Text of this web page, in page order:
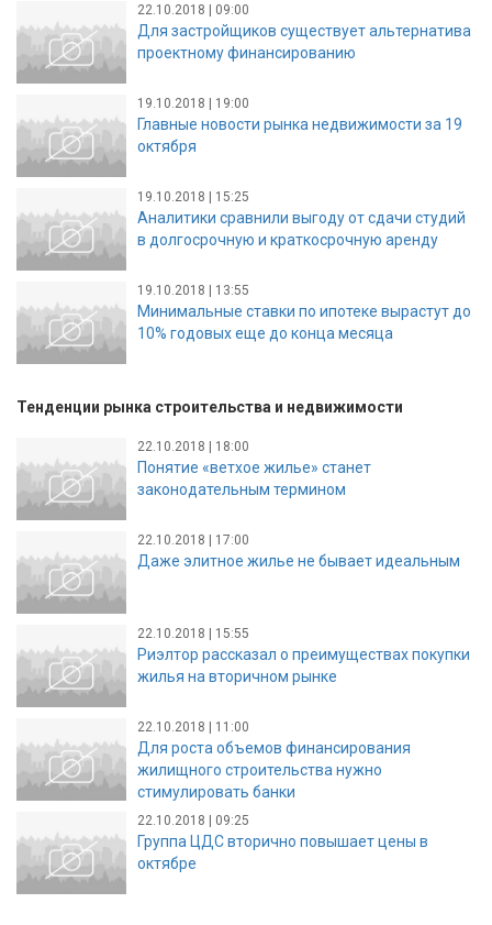
22.10.2018 | 09:00
Для застройщиков существует альтернатива
проектному финансированию
19.10.2018 | 19:00
Главные новости рынка недвижимости за 19
октября
19.10.2018 | 15:25
Аналитики сравнили выгоду от сдачи студий
в долгосрочную и краткосрочную аренду
19.10.2018 | 13:55
Минимальные ставки по ипотеке вырастут до
10% годовых еще до конца месяца
Тенденции рынка строительства и недвижимости
22.10.2018 | 18:00
Понятие «ветхое жилье» станет
законодательным термином
22.10.2018 | 17:00
Даже элитное жилье не бывает идеальным
22.10.2018 | 15:55
Риэлтор рассказал о преимуществах покупки
жилья на вторичном рынке
22.10.2018 | 11:00
Для роста объемов финансирования
жилищного строительства нужно
стимулировать банки
22.10.2018 | 09:25
Группа ЦДС вторично повышает цены в
октябре